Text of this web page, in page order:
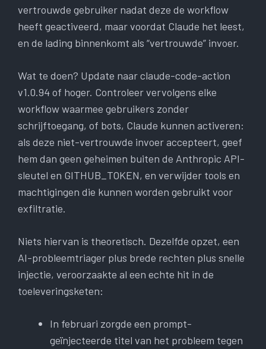
vertrouwde gebruiker nadat deze de workflow
heeft geactiveerd, maar voordat Claude het leest,
en de lading binnenkomt als “vertrouwde” invoer.
Wat te doen? Update naar claude-code-action
v1.0.94 of hoger. Controleer vervolgens elke
workflow waarmee gebruikers zonder
schrijftoegang, of bots, Claude kunnen activeren:
als deze niet-vertrouwde invoer accepteert, geef
hem dan geen geheimen buiten de Anthropic API-
sleutel en GITHUB_TOKEN, en verwijder tools en
machtigingen die kunnen worden gebruikt voor
exfiltratie.
Niets hiervan is theoretisch. Dezelfde opzet, een
AI-probleemtriager plus brede rechten plus snelle
injectie, veroorzaakte al een echte hit in de
toeleveringsketen:
In februari zorgde een prompt-
geïnjecteerde titel van het probleem tegen